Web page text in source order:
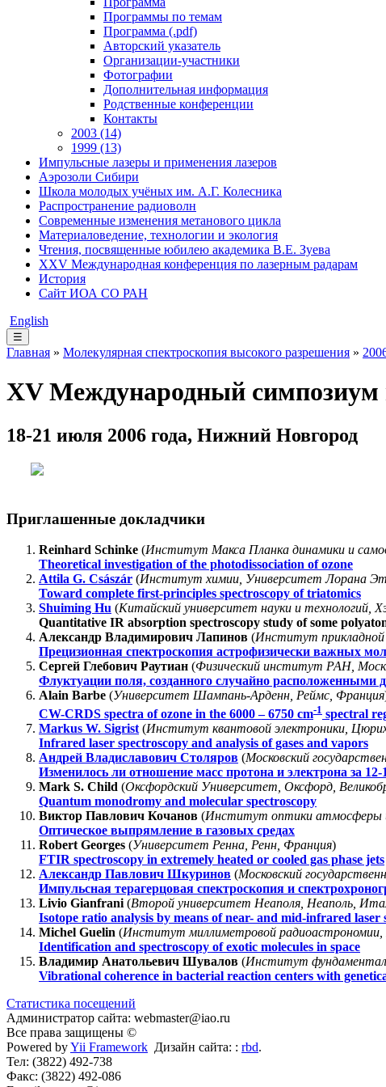
Программы по темам
Программа (.pdf)
Авторский указатель
Организации-участники
Фотографии
Дополнительная информация
Родственные конференции
Контакты
2003 (14)
1999 (13)
Импульсные лазеры и применения лазеров
Аэрозоли Сибири
Школа молодых учёных им. А.Г. Колесника
Распространение радиоволн
Современные изменения метанового цикла
Материаловедение, технологии и экология
Чтения, посвященные юбилею академика В.Е. Зуева
XXV Международная конференция по лазерным радарам
История
Сайт ИОА СО РАН
English
☰
Главная » Молекулярная спектроскопия высокого разрешения »
XV Международный симпозиум
18-21 июля 2006 года, Нижний Новгород
Приглашенные докладчики
Reinhard Schinke (Институт Макса Планка динамики и
Theoretical investigation of the photodissociation of ozone
Attila G. Császár (Институт химии, Университет Лорана
Toward complete first-principles spectroscopy of triatomics
Shuiming Hu (Китайский университет науки и технологий,
Quantitative IR absorption spectroscopy study of some
Александр Владимирович Лапинов (Институт
Прецизионная спектроскопия астрофизически важных
Сергей Глебович Раутиан (Физический институт РАН,
Флуктуации поля, созданного случайно расположенными
Alain Barbe (Университет Шампань-Арденн, Реймс, Франция
CW-CRDS spectra of ozone in the 6000 – 6750 cm-1 spectral
Markus W. Sigrist (Институт квантовой электроники,
Infrared laser spectroscopy and analysis of gases and vapors
Андрей Владиславович Столяров (Московский
Изменилось ли отношение масс протона и электрона за 12-
Mark S. Child (Оксфордский Университет, Оксфорд,
Quantum monodromy and molecular spectroscopy
Виктор Павлович Кочанов (Институт оптики атмосферы
Оптическое выпрямление в газовых средах
Robert Georges (Университет Ренна, Ренн, Франция)
FTIR spectroscopy in extremely heated or cooled gas phase jets
Александр Павлович Шкуринов (Московский
Импульсная терагерцовая спектроскопия и
Livio Gianfrani (Второй университет Неаполя, Неаполь,
Isotope ratio analysis by means of near- and mid-infrared laser
Michel Guelin (Институт миллиметровой радиоастрономии,
Identification and spectroscopy of exotic molecules in space
Владимир Анатольевич Шувалов (Институт
Vibrational coherence in bacterial reaction centers with
Статистика посещений
Администратор сайта: webmaster@iao.ru
Все права защищены ©
Powered byYii Framework Дизайн сайта: : rbd.
Тел: (3822) 492-738
Факс: (3822) 492-086